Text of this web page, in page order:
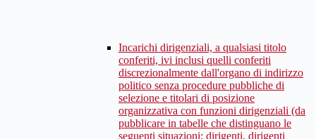
Incarichi dirigenziali, a qualsiasi titolo
conferiti, ivi inclusi quelli conferiti
discrezionalmente dall'organo di indirizzo
politico senza procedure pubbliche di
selezione e titolari di posizione
organizzativa con funzioni dirigenziali (da
pubblicare in tabelle che distinguano le
seguenti situazioni: dirigenti, dirigenti